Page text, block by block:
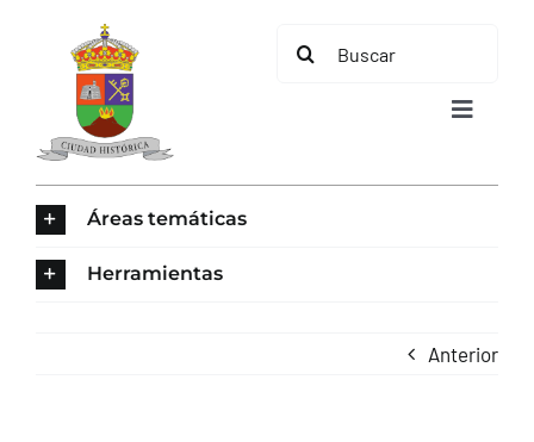
contenido
Buscar:
Toggle
Áreas temáticas
Herramientas
Anterior